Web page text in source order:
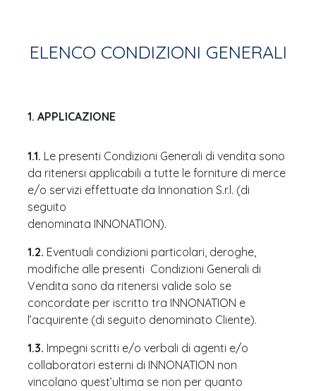
ELENCO CONDIZIONI GENERALI
1. APPLICAZIONE
1.1. Le presenti Condizioni Generali di vendita sono
da ritenersi applicabili a tutte le forniture di merce
e/o servizi effettuate da Innonation S.r.l. (di
seguito
denominata INNONATION).
1.2. Eventuali condizioni particolari, deroghe,
modifiche alle presenti Condizioni Generali di
Vendita sono da ritenersi valide solo se
concordate per iscritto tra INNONATION e
l’acquirente (di seguito denominato Cliente).
1.3. Impegni scritti e/o verbali di agenti e/o
collaboratori esterni di INNONATION non
vincolano quest’ultima se non per quanto